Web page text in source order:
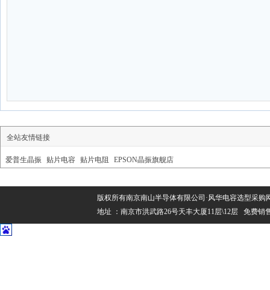
全站友情链接
爱普生晶振 贴片电容 贴片电阻 EPSON晶振旗舰店
版权所有南京南山半导体有限公司·风华电容选型采购
地址 ：南京市洪武路26号天丰大厦11层\12层 免费销